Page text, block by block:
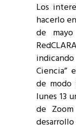
Los
hacerlo
de
Ciencia”
de
lunes 13
de